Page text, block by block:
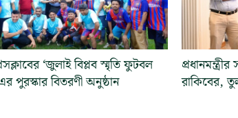
‘জুলাই বিপ্লব স্মৃতি ফুটবল
এর পুরস্কার বিতরণী অনুষ্ঠান
রাকিবের,